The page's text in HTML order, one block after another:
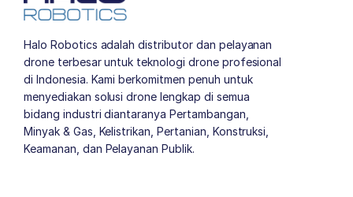
Halo Robotics adalah distributor dan pelayanan
drone terbesar untuk teknologi drone profesional
di Indonesia. Kami berkomitmen penuh untuk
menyediakan solusi drone lengkap di semua
bidang industri diantaranya Pertambangan,
Minyak & Gas, Kelistrikan, Pertanian, Konstruksi,
Keamanan, dan Pelayanan Publik.